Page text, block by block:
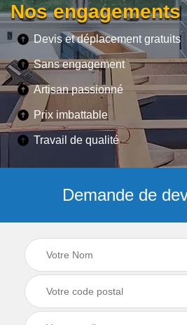
Nos engagements
Devis et déplacement gratuits
Sans engagement
Artisan passionné
Prix imbattable
Travail de qualité
Demande de